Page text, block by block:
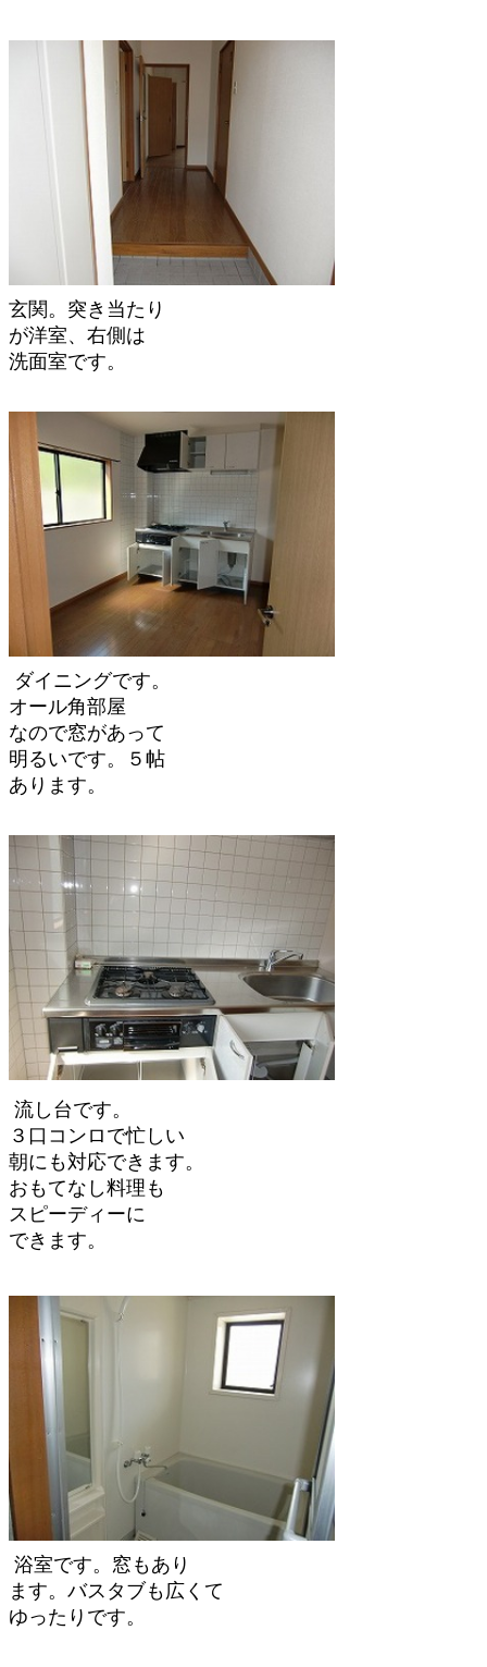
玄関。突き当たり
が洋室、右側は
洗面室です。
ダイニングです。
オール角部屋
なので窓があって
明るいです。５帖
あります。
流し台です。
３口コンロで忙しい
朝にも対応できます。
おもてなし料理も
スピーディーに
できます。
浴室です。窓もあり
ます。バスタブも広くて
ゆったりです。